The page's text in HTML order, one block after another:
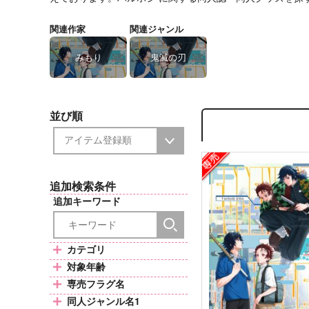
関連作家
みもり
関連ジャンル
鬼滅の刃
並び順
追加検索条件
追加キーワード
カテゴリ
対象年齢
専売フラグ名
同人ジャンル名1